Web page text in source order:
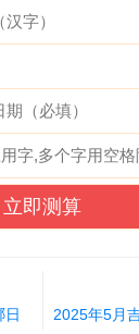
立即测算
日
2025年5月